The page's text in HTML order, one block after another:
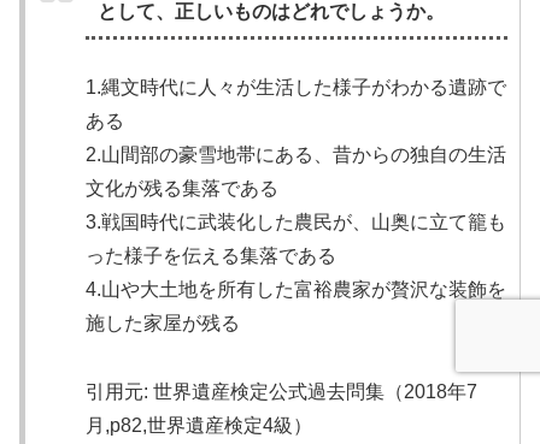
として、正しいものはどれでしょうか。
1.縄文時代に人々が生活した様子がわかる遺跡で
ある
2.山間部の豪雪地帯にある、昔からの独自の生活
文化が残る集落である
3.戦国時代に武装化した農民が、山奥に立て籠も
った様子を伝える集落である
4.山や大土地を所有した富裕農家が贅沢な装飾を
施した家屋が残る
引用元: 世界遺産検定公式過去問集（2018年7
月,p82,世界遺産検定4級）